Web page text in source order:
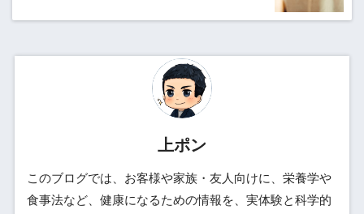
上ポン
このブログでは、お客様や家族・友人向けに、栄養学や
食事法など、健康になるための情報を、実体験と科学的